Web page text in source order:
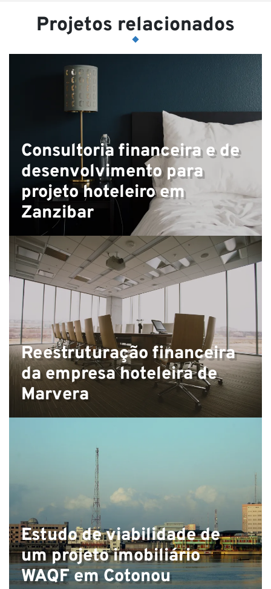
Projetos relacionados
Consultoria financeira e de
desenvolvimento para
projeto hoteleiro em
Zanzibar
Reestruturação financeira
da empresa hoteleira de
Marvera
Estudo de viabilidade de
um projeto imobiliário
WAQF em Cotonou